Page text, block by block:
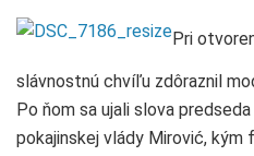
Pri
slávnostnú chvíľu zdôraznil
Po ňom sa ujali slova
pokajinskej vlády Mirović,